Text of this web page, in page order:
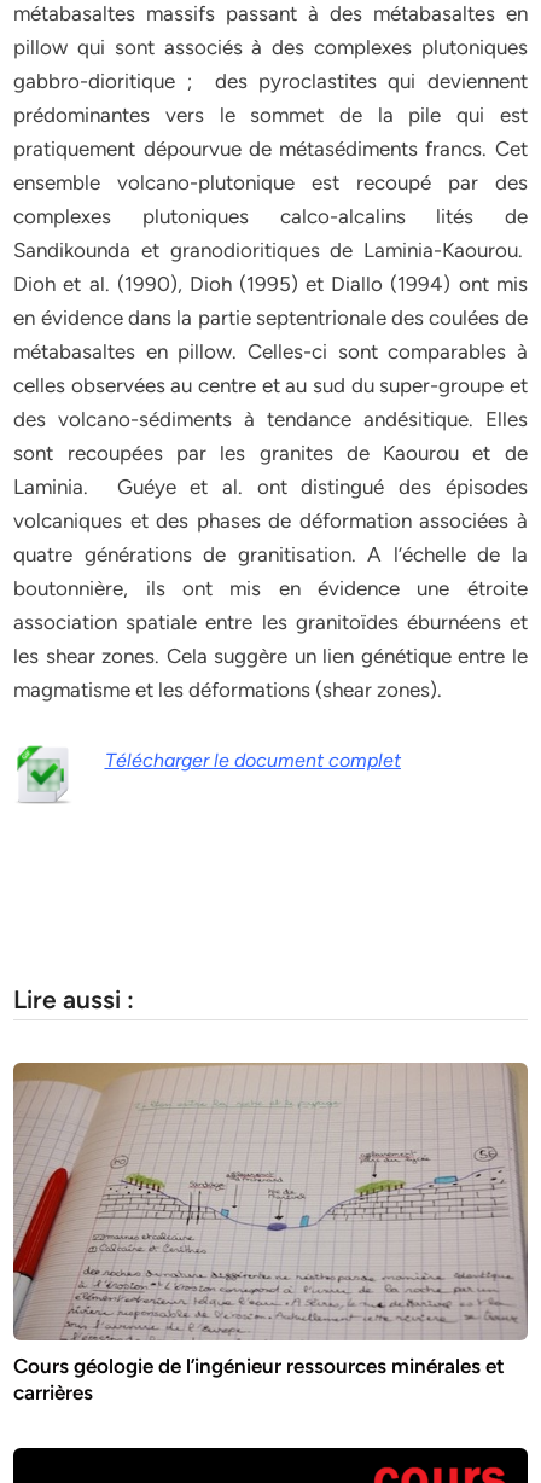
métabasaltes massifs passant à des métabasaltes en
pillow qui sont associés à des complexes plutoniques
gabbro-dioritique ; des pyroclastites qui deviennent
prédominantes vers le sommet de la pile qui est
pratiquement dépourvue de métasédiments francs. Cet
ensemble volcano-plutonique est recoupé par des
complexes plutoniques calco-alcalins lités de
Sandikounda et granodioritiques de Laminia-Kaourou.
Dioh et al. (1990), Dioh (1995) et Diallo (1994) ont mis
en évidence dans la partie septentrionale des coulées de
métabasaltes en pillow. Celles-ci sont comparables à
celles observées au centre et au sud du super-groupe et
des volcano-sédiments à tendance andésitique. Elles
sont recoupées par les granites de Kaourou et de
Laminia. Guéye et al. ont distingué des épisodes
volcaniques et des phases de déformation associées à
quatre générations de granitisation. A l’échelle de la
boutonnière, ils ont mis en évidence une étroite
association spatiale entre les granitoïdes éburnéens et
les shear zones. Cela suggère un lien génétique entre le
magmatisme et les déformations (shear zones).
Télécharger le document complet
Lire aussi :
Cours géologie de l’ingénieur ressources minérales et
carrières